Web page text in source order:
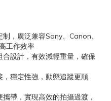
，廣泛兼容Sony、Canon、
工作效率
設計，有效減輕重量，確保
穩定性強，動態追蹤更順
帶，實現高效的拍攝過渡，